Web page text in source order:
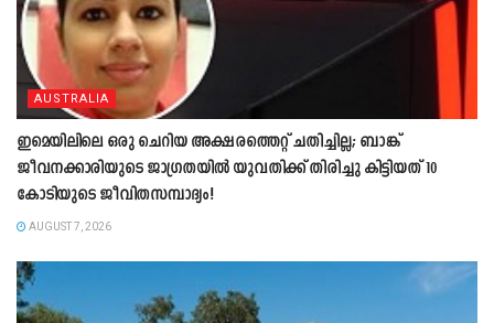
AUSTRALIA
ഇമെയിലിലെ ഒരു ചെറിയ അക്ഷരത്തെറ്റ് ചതിച്ചില്ല; ബാങ്ക്
ജീവനക്കാരിയുടെ ജാഗ്രതയിൽ യുവതിക്ക് തിരിച്ചു കിട്ടിയത് 10
കോടിയുടെ ജീവിതസമ്പാദ്യം!
AUGUST 7, 2026